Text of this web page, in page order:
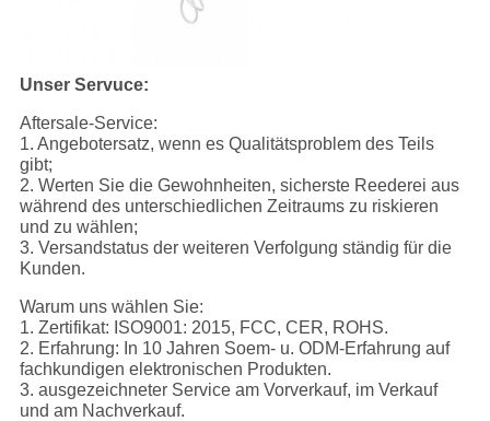
Unser Servuce:
Aftersale-Service:
1. Angebotersatz, wenn es Qualitätsproblem des Teils
gibt;
2. Werten Sie die Gewohnheiten, sicherste Reederei aus
während des unterschiedlichen Zeitraums zu riskieren
und zu wählen;
3. Versandstatus der weiteren Verfolgung ständig für die
Kunden.
Warum uns wählen Sie:
1. Zertifikat: ISO9001: 2015, FCC, CER, ROHS.
2. Erfahrung: In 10 Jahren Soem- u. ODM-Erfahrung auf
fachkundigen elektronischen Produkten.
3. ausgezeichneter Service am Vorverkauf, im Verkauf
und am Nachverkauf.